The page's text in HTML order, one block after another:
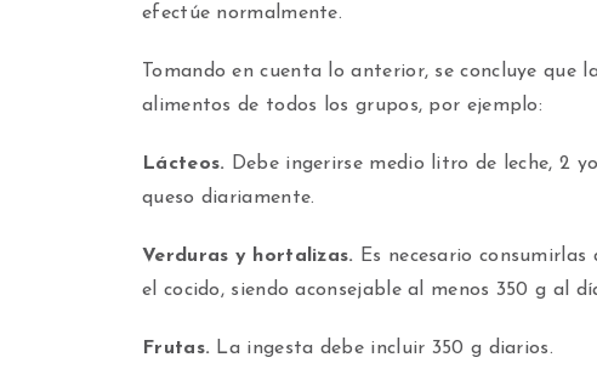
efectúe normalmente.
Tomando en cuenta lo anterior, se concluye que
alimentos de todos los grupos, por ejemplo:
Lácteos. Debe ingerirse medio litro de leche, 2
queso diariamente.
Verduras y hortalizas.
Es necesario
el cocido, siendo aconsejable al menos 350 g al
Frutas. La ingesta debe incluir 350 g diarios.